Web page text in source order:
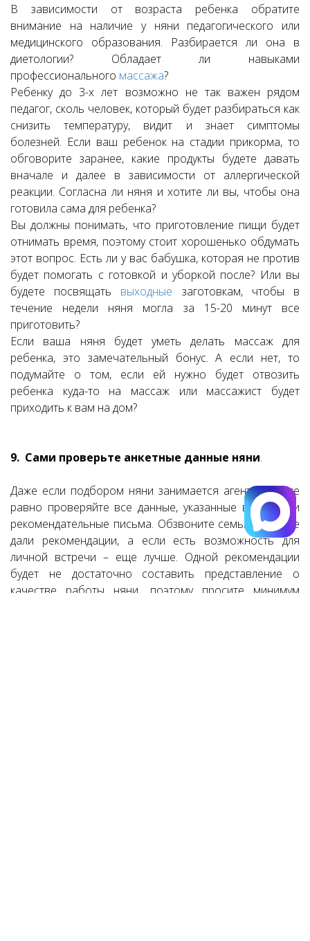
В зависимости от возраста ребенка обратите
внимание на наличие у няни педагогического или
медицинского образования. Разбирается ли она в
диетологии? Обладает ли навыками
профессионального массажа?
Ребенку до 3-х лет возможно не так важен рядом
педагог, сколь человек, который будет разбираться как
снизить температуру, видит и знает симптомы
болезней. Если ваш ребенок на стадии прикорма, то
обговорите заранее, какие продукты будете давать
вначале и далее в зависимости от аллергической
реакции. Согласна ли няня и хотите ли вы, чтобы она
готовила сама для ребенка?
Вы должны понимать, что приготовление пищи будет
отнимать время, поэтому стоит хорошенько обдумать
этот вопрос. Есть ли у вас бабушка, которая не против
будет помогать с готовкой и уборкой после? Или вы
будете посвящать выходные заготовкам, чтобы в
течение недели няня могла за 15-20 минут все
приготовить?
Если ваша няня будет уметь делать массаж для
ребенка, это замечательный бонус. А если нет, то
подумайте о том, если ей нужно будет отвозить
ребенка куда-то на массаж или массажист будет
приходить к вам на дом?
9. Сами проверьте анкетные данные няни.
Даже если подбором няни занимается агентство, все
равно проверяйте все данные, указанные в анкете и
рекомендательные письма. Обзвоните семьи, которые
дали рекомендации, а если есть возможность для
личной встречи – еще лучше. Одной рекомендации
будет не достаточно составить представление о
качестве работы няни, поэтому просите минимум